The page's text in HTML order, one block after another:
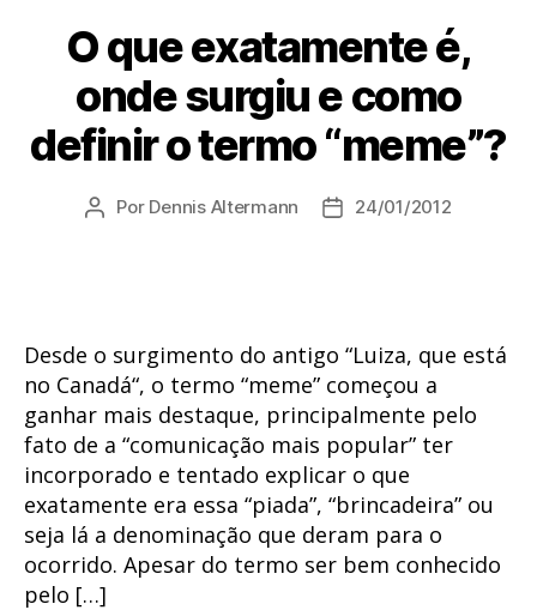
O que exatamente é,
onde surgiu e como
definir o termo “meme”?
Autor
Por Dennis Altermann
Data24/01/2012
Desde o surgimento do antigo “Luiza, que está
no Canadá“, o termo “meme” começou a
ganhar mais destaque, principalmente pelo
fato de a “comunicação mais popular” ter
incorporado e tentado explicar o que
exatamente era essa “piada”, “brincadeira” ou
seja lá a denominação que deram para o
ocorrido. Apesar do termo ser bem conhecido
pelo […]